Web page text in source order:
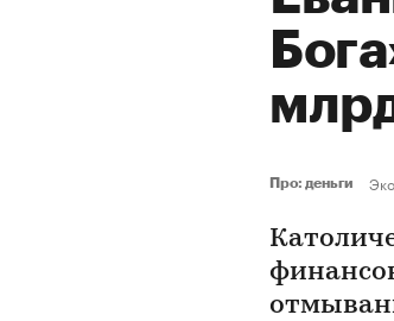
Про: деньги